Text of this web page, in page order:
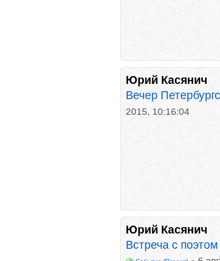
Юрий Касянич
Вечер
2015, 10:16:04
Юрий Касянич
Встреча с